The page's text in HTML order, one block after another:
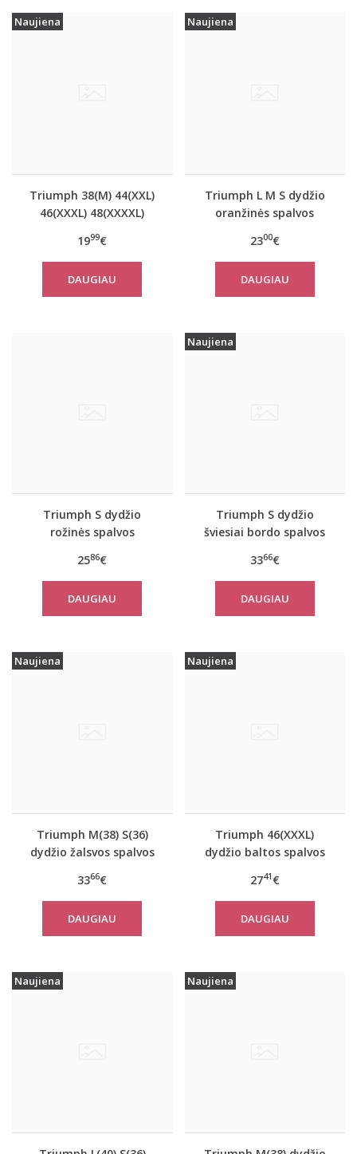
Naujiena
Triumph 38(M) 44(XXL)
46(XXXL) 48(XXXXL)
spalvos marškinėliai Be
Pure Shirt 02
1999€
DAUGIAU
Naujiena
Triumph L M S dydžio
oranžinės spalvos
marškinėliai women
move FLOW LIGHT Tank
Top
2300€
DAUGIAU
Triumph S dydžio
rožinės spalvos
marškinėliai women
move FLEX Tank
2586€
DAUGIAU
Naujiena
Triumph S dydžio
šviesiai bordo spalvos
marškinėliai women
move FLOW Tank Top
3366€
DAUGIAU
Naujiena
Triumph M(38) S(36)
dydžio žalsvos spalvos
marškinėliai women
move FLOW Tank Top
3366€
DAUGIAU
Naujiena
Triumph 46(XXXL)
dydžio baltos spalvos
marškinėliai Yselle
Basics Shirt03 2P
2741 €
DAUGIAU
Naujiena Naujiena